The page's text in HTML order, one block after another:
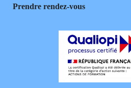
Prendre rendez-vous